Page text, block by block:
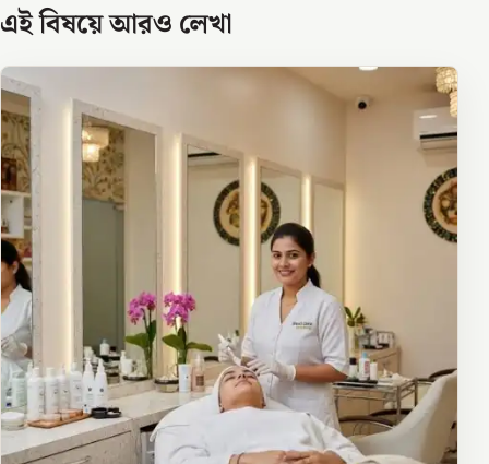
এই বিষয়ে আরও লেখা